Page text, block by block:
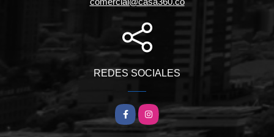
REDES SOCIALES
FacebookInstagram